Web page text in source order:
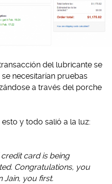
del lubricante se
necesitarían pruebas
a través del porche
y todo salió a la luz:
card is being
Congratulations, you
Jain, you first.